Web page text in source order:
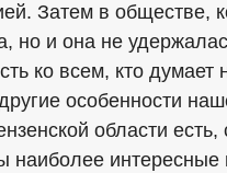
Затем в обществе,
но и она не
ко всем, кто думает
особенности
области
наиболее